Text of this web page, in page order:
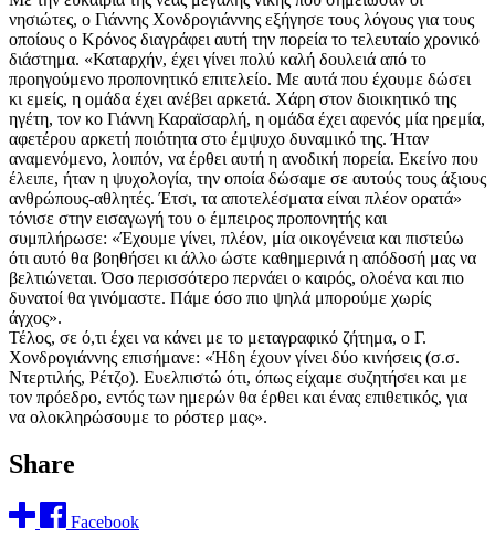
νησιώτες, ο Γιάννης Χονδρογιάννης εξήγησε τους λόγους για τους
οποίους ο Κρόνος διαγράφει αυτή την πορεία το τελευταίο χρονικό
διάστημα. «Καταρχήν, έχει γίνει πολύ καλή δουλειά από το
προηγούμενο προπονητικό επιτελείο. Mε αυτά που έχουμε δώσει
κι εμείς, η ομάδα έχει ανέβει αρκετά. Χάρη στον διοικητικό της
ηγέτη, τον κο Γιάννη Καραϊσαρλή, η ομάδα έχει αφενός μία ηρεμία,
αφετέρου αρκετή ποιότητα στο έμψυχο δυναμικό της. Ήταν
αναμενόμενο, λοιπόν, να έρθει αυτή η ανοδική πορεία. Εκείνο που
έλειπε, ήταν η ψυχολογία, την οποία δώσαμε σε αυτούς τους άξιους
ανθρώπους-αθλητές. Έτσι, τα αποτελέσματα είναι πλέον ορατά»
τόνισε στην εισαγωγή του ο έμπειρος προπονητής και
συμπλήρωσε: «Έχουμε γίνει, πλέον, μία οικογένεια και πιστεύω
ότι αυτό θα βοηθήσει κι άλλο ώστε καθημερινά η απόδοσή μας να
βελτιώνεται. Όσο περισσότερο περνάει ο καιρός, ολοένα και πιο
δυνατοί θα γινόμαστε. Πάμε όσο πιο ψηλά μπορούμε χωρίς
άγχος».
Τέλος, σε ό,τι έχει να κάνει με το μεταγραφικό ζήτημα, ο Γ.
Χονδρογιάννης επισήμανε: «Ήδη έχουν γίνει δύο κινήσεις (σ.σ.
Ντερτιλής, Ρέτζο). Ευελπιστώ ότι, όπως είχαμε συζητήσει και με
τον πρόεδρο, εντός των ημερών θα έρθει και ένας επιθετικός, για
να ολοκληρώσουμε το ρόστερ μας».
Share
Facebook